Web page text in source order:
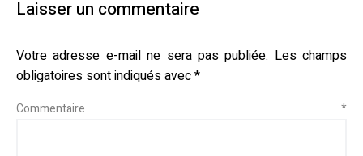
Laisser un commentaire
Votre adresse e-mail ne sera pas publiée. Les champs
obligatoires sont indiqués avec*
Commentaire *